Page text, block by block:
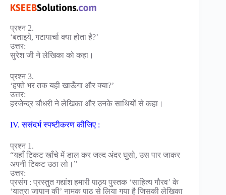
प्रश्न 2.
‘बताइये, गटापार्चा क्या होता है?’
उत्तर:
सुरेश जी ने लेखिका को कहा।
प्रश्न 3.
‘हफ्ते भर तक यही खाऊँगा और क्या?’
उत्तर:
हरजेन्द्र चौधरी ने लेखिका और उनके साथियों से कहा।
IV. ससंदर्भ स्पष्टीकरण कीजिए :
प्रश्न 1.
“यहाँ टिकट खाँचे में डाल कर जल्द अंदर घुसो, उस पार जाकर
अपनी टिकट उठा लो।”
उत्तर:
प्रसंग : प्रस्तुत गद्यांश हमारी पाठ्य पुस्तक ‘साहित्य गौरव’ के
‘यात्रा जापान की’ नामक पाठ से लिया गया है जिसकी लेखिका